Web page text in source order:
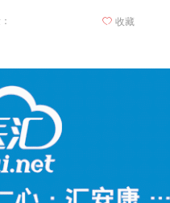
ꄀ 收藏